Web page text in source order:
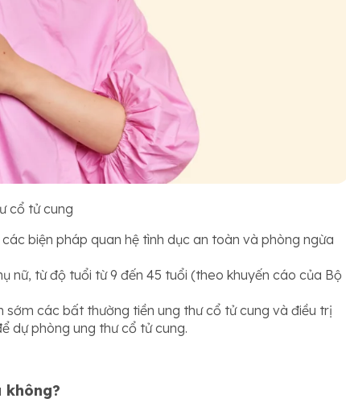
cổ tử cung
biện pháp quan hệ tình dục an toàn và phòng ngừa
nữ, từ độ tuổi từ 9 đến 45 tuổi (theo khuyến cáo của Bộ
các bất thường tiền ung thư cổ tử cung và điều trị
dự phòng ung thư cổ tử cung.
không?